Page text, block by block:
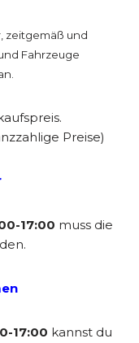
zeitgemäß und
Fahrzeuge
Preise)
17:00 muss die
17:00 kannst du